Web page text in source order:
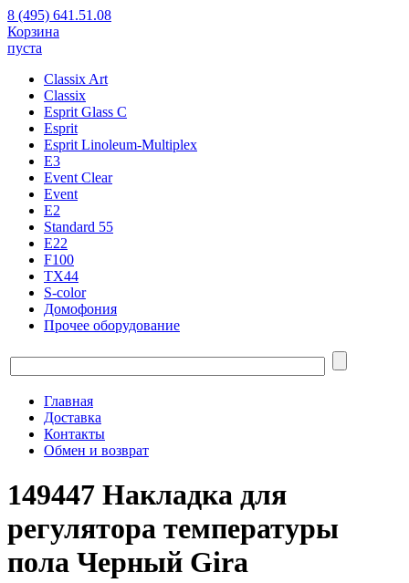
8 (495) 641.51.08
Корзина
пуста
Classix Art
Classix
Esprit Glass C
Esprit
Esprit Linoleum-Multiplex
E3
Event Clear
Event
E2
Standard 55
E22
F100
TX44
S-color
Домофония
Прочее оборудование
Главная
Доставка
Контакты
Обмен и возврат
149447 Накладка для
регулятора температуры
пола Черный Gira